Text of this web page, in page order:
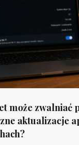
może zwalniać
aktualizacje